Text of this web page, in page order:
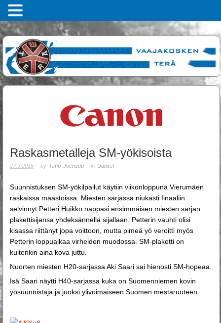
Raskasmetalleja SM-yökisoista
27.9.2015 · by Timo Joensuu · in Uutiset
Suunnistuksen SM-yökilpailut käytiin viikonloppuna Vierumäen
raskaissa maastoissa. Miesten sarjassa niukasti finaaliin
selvinnyt Petteri Huikko nappasi ensimmäisen miesten sarjan
plakettisijansa yhdeksännellä sijallaan. Petterin vauhti olisi
kisassa riittänyt jopa voittoon, mutta pimeä yö veroitti myös
Petterin loppuaikaa virheiden muodossa. SM-plaketti on
kuitenkin aina kova juttu.
Nuorten miesten H20-sarjassa Aki Saari sai hienosti SM-hopeaa.
Isä Saari näytti H40-sarjassa kuka on Suomenniemen kovin
yösuunnistaja ja juoksi ylivoimaiseen Suomen mestaruuteen.